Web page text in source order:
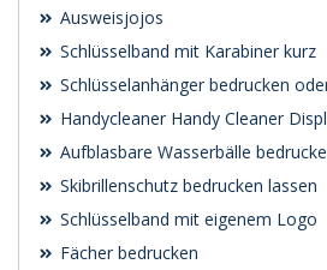
Ausweisjojos
Schlüsselband mit Karabiner kurz
Schlüsselanhänger bedrucken
Handycleaner Handy Cleaner
Aufblasbare Wasserbälle
Skibrillenschutz bedrucken lassen
Schlüsselband mit eigenem Logo
Fächer bedrucken